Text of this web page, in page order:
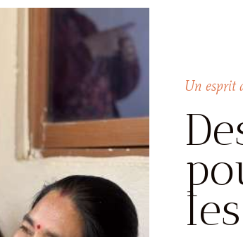
Un esprit